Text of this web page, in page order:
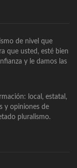
de nivel que
que usted, esté bien
y le damos las
local, estatal,
y opiniones de
pluralismo.